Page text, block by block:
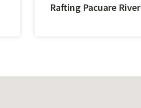
Rafting Pacuare River